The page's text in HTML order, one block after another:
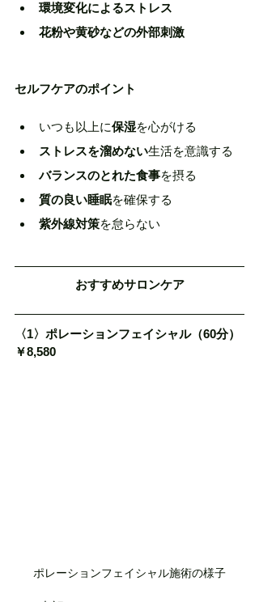
環境変化によるストレス
花粉や黄砂などの外部刺激
セルフケアのポイント
いつも以上に保湿を心がける
ストレスを溜めない生活を意識する
バランスのとれた食事を摂る
質の良い睡眠を確保する
紫外線対策を怠らない
おすすめサロンケア
〈1〉ポレーションフェイシャル（60分）
￥8,580
ポレーションフェイシャル施術の様子